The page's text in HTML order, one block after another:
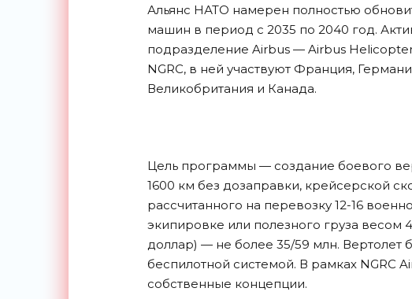
Альянс НАТО намерен полностью
машин в период с 2035 по 2040 год.
подразделение Airbus — Airbus
NGRC, в ней участвуют Франция,
Великобритания и Канада.
Цель программы — создание боевого
1600 км без дозаправки, крейсерской
рассчитанного на перевозку 12-16
экипировке или полезного груза весом
доллар) — не более 35/59 млн. Вертолет
беспилотной системой. В рамках NGRC
собственные концепции.